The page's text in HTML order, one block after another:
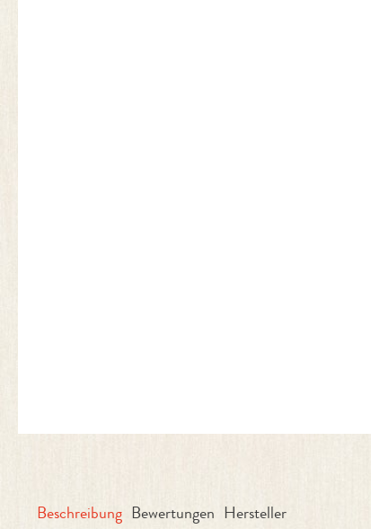
Beschreibung Bewertungen Hersteller